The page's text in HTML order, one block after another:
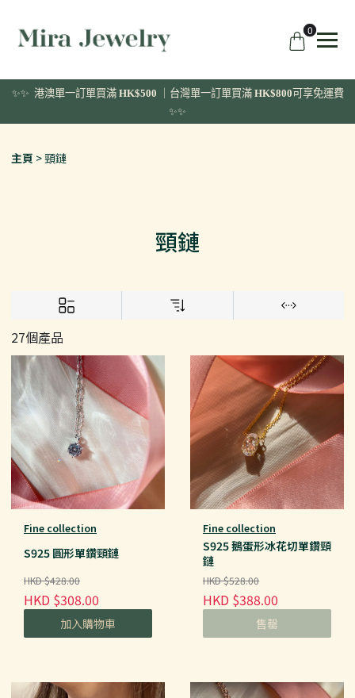
0
✨✨ 港澳單一訂單買滿 HK$500 ｜台灣單一訂單買滿 HK$800 可享免運費
✨✨
主頁 頸鏈
頸鏈
27個產品
Fine collection
S925 圓形單鑽頸鏈
HKD $428.00
HKD $308.00
加入購物車
Fine collection
S925 鵝蛋形冰花切單鑽頸
鏈
HKD $528.00
HKD $388.00
售罄